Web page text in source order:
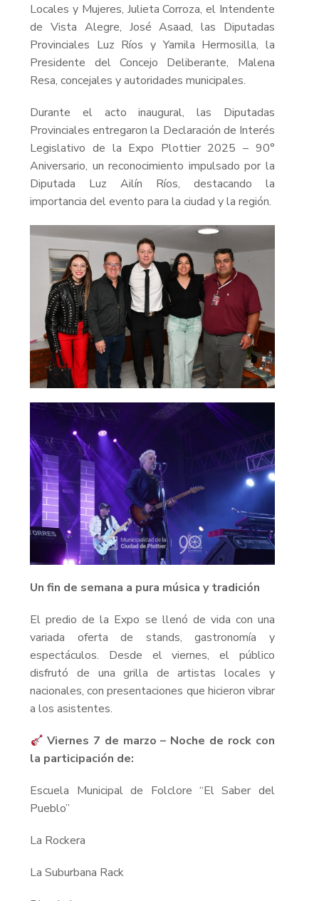
Locales y Mujeres, Julieta Corroza, el Intendente
de Vista Alegre, José Asaad, las Diputadas
Provinciales Luz Ríos y Yamila Hermosilla, la
Presidente del Concejo Deliberante, Malena
Resa, concejales y autoridades municipales.
Durante el acto inaugural, las Diputadas
Provinciales entregaron la Declaración de Interés
Legislativo de la Expo Plottier 2025 – 90°
Aniversario, un reconocimiento impulsado por la
Diputada Luz Ailín Ríos, destacando la
importancia del evento para la ciudad y la región.
Un fin de semana a pura música y tradición
El predio de la Expo se llenó de vida con una
variada oferta de stands, gastronomía y
espectáculos. Desde el viernes, el público
disfrutó de una grilla de artistas locales y
nacionales, con presentaciones que hicieron vibrar
a los asistentes.
Viernes 7 de marzo – Noche de rock con
la participación de:
Escuela Municipal de Folclore “El Saber del
Pueblo”
La Rockera
La Suburbana Rack